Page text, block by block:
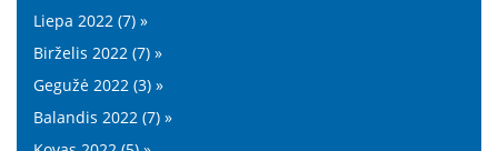
Liepa 2022 (7) »
Birželis 2022 (7) »
Gegužė 2022 (3) »
Balandis 2022 (7) »